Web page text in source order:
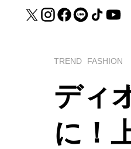
TREND FASHION
ディ
に！